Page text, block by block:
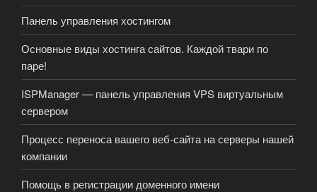
Панель управления хостингом
Основные виды хостинга сайтов. Каждой твари по
паре!
ISPManager — панель управления VPS виртуальным
сервером
Процесс переноса вашего веб-сайта на серверы нашей
компании
Помощь в регистрации доменного имени